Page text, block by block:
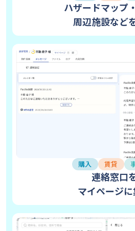
ハザードマップ
周辺施設など
購入 賃貸
連絡窓口
マイページ